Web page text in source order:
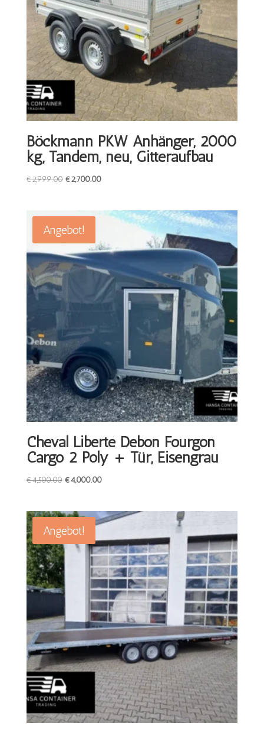
Böckmann PKW Anhänger, 2000
kg, Tandem, neu, Gitteraufbau
€2,999.00 Ursprünglicher
€2,999.00
€2,700.00Aktueller
€2,700.00.
Angebot!
Cheval Liberté Debon Fourgon
Cargo 2 Poly + Tür, Eisengrau
€4,500.00 Ursprünglicher
€4,500.00
€4,000.00Aktueller
€4,000.00.
Angebot!